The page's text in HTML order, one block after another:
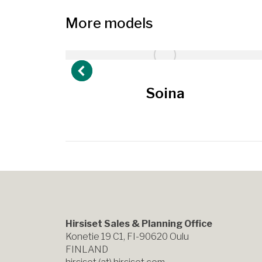
More models
Soina
Hirsiset Sales & Planning Office
Konetie 19 C1, FI-90620 Oulu
FINLAND